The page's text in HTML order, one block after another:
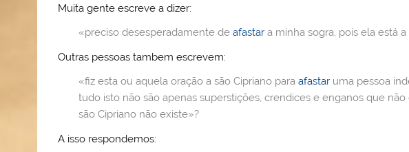
o
M
ai
l
b
o
o
k
p
p
ss c
m
n
Muita gente escreve a dizer:
«preciso desesperadamente deafastar a minha sogra, pois ela está
Outras pessoas tambem escrevem:
«fiz esta ou aquela oração a são Cipriano paraafastar uma pessoa
tudo isto não são apenas superstições, crendices e enganos que
são Cipriano não existe»?
A isso respondemos: